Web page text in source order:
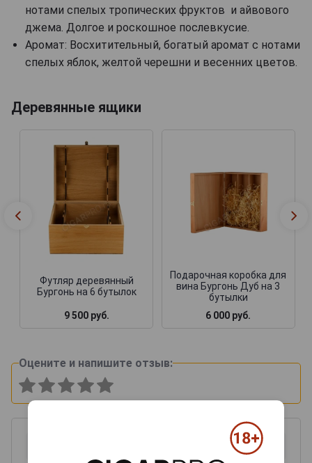
нотами спелых тропических фруктов и айвового
джема. Долгое и роскошное послевкусие.
Аромат: Восхитительный, богатый аромат с нотами
спелых яблок, желтой черешни и весенних цветов.
Деревянные ящики
Футляр деревянный
Бургонь на 6 бутылок
9 500 руб.
Подарочная коробка для
вина Бургонь Дуб на 3
бутылки
6 000 руб.
Оцените и напишите отзыв: